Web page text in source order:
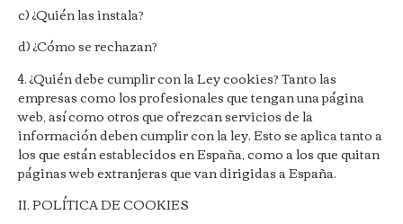
c) ¿Quién las instala?
d) ¿Cómo se rechazan?
4. ¿Quién debe cumplir con la Ley cookies? Tanto las
empresas como los profesionales que tengan una página
web, así como otros que ofrezcan servicios de la
información deben cumplir con la ley. Esto se aplica tanto a
los que están establecidos en España, como a los que quitan
páginas web extranjeras que van dirigidas a España.
II. POLÍTICA DE COOKIES